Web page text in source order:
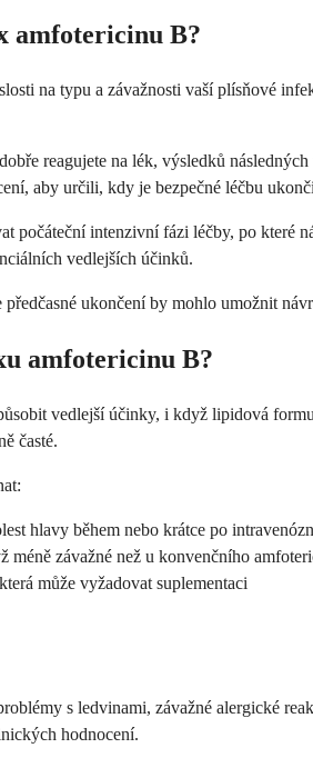
amfotericinu B?
na typu a závažnosti vaší plísňové
reagujete na lék, výsledků
aby určili, kdy je bezpečné léčbu
počáteční intenzivní fázi léčby, po
vedlejších účinků.
ukončení by mohlo umožnit
amfotericinu B?
vedlejší účinky, i když lipidová
časté.
hlavy během nebo krátce po
závažné než u konvenčního
může vyžadovat suplementaci
s ledvinami, závažné alergické
hodnocení.